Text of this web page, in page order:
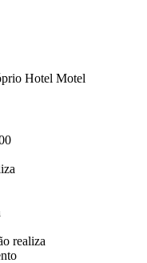
Hotel Motel
realiza